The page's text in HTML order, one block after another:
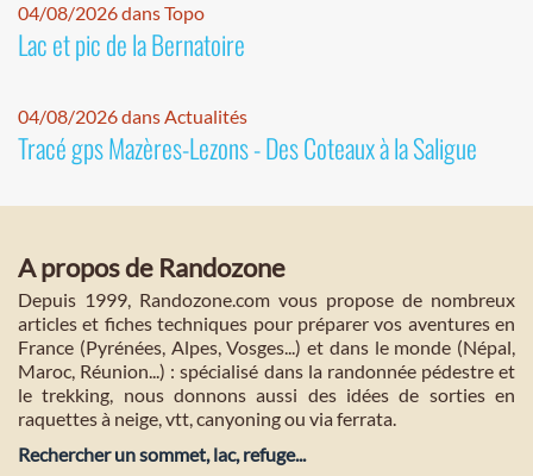
04/08/2026 dans Topo
Lac et pic de la Bernatoire
04/08/2026 dans Actualités
Tracé gps Mazères-Lezons - Des Coteaux à la Saligue
A propos de Randozone
Depuis 1999, Randozone.com vous propose de nombreux
articles et fiches techniques pour préparer vos aventures en
France (Pyrénées, Alpes, Vosges...) et dans le monde (Népal,
Maroc, Réunion...) : spécialisé dans la randonnée pédestre et
le trekking, nous donnons aussi des idées de sorties en
raquettes à neige, vtt, canyoning ou via ferrata.
Rechercher un sommet, lac, refuge...